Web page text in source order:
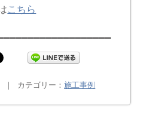
こちら
カテゴリー：施工事例